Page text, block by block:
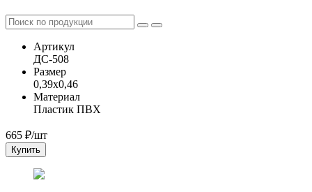
Артикул
ДС-508
Размер
0,39x0,46
Материал
Пластик ПВХ
665 ₽/шт
Купить